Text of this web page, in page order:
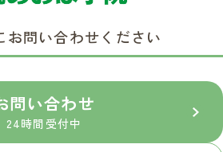
お問い合わせください
問い合わせ
24時間受付中